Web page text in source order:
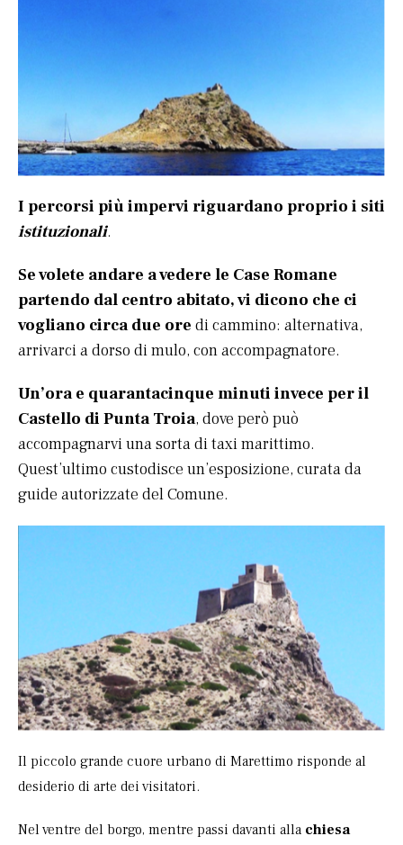
I percorsi più impervi riguardano proprio i siti
istituzionali.
Se volete andare a vedere le Case Romane
partendo dal centro abitato, vi dicono che ci
vogliano circa due ore di cammino: alternativa,
arrivarci a dorso di mulo, con accompagnatore.
Un’ora e quarantacinque minuti invece per il
Castello di Punta Troia, dove però può
accompagnarvi una sorta di taxi marittimo.
Quest’ultimo custodisce un’esposizione, curata da
guide autorizzate del Comune.
Il piccolo grande cuore urbano di Marettimo risponde al
desiderio di arte dei visitatori.
Nel ventre del borgo, mentre passi davanti alla chiesa